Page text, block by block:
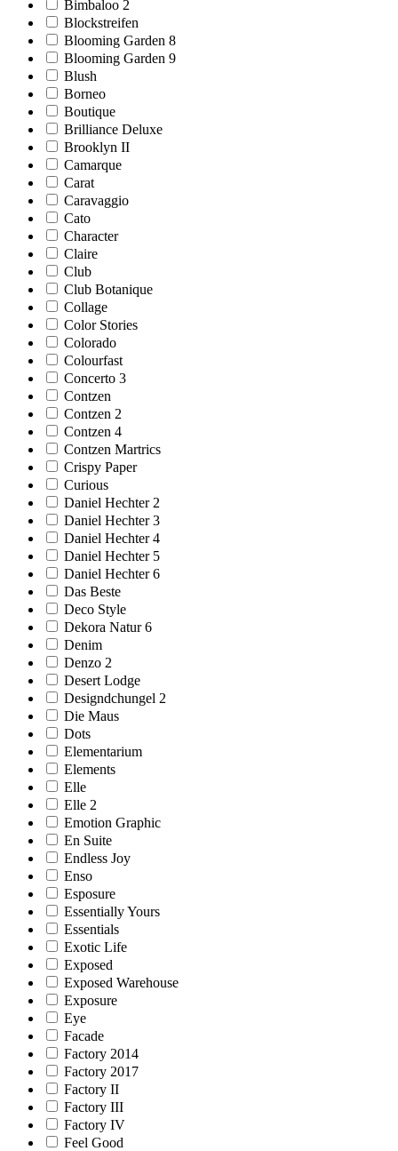
Bimbaloo 2
Blockstreifen
Blooming Garden 8
Blooming Garden 9
Blush
Borneo
Boutique
Brilliance Deluxe
Brooklyn II
Camarque
Carat
Caravaggio
Cato
Character
Claire
Club
Club Botanique
Collage
Color Stories
Colorado
Colourfast
Concerto 3
Contzen
Contzen 2
Contzen 4
Contzen Martrics
Crispy Paper
Curious
Daniel Hechter 2
Daniel Hechter 3
Daniel Hechter 4
Daniel Hechter 5
Daniel Hechter 6
Das Beste
Deco Style
Dekora Natur 6
Denim
Denzo 2
Desert Lodge
Designdchungel 2
Die Maus
Dots
Elementarium
Elements
Elle
Elle 2
Emotion Graphic
En Suite
Endless Joy
Enso
Esposure
Essentially Yours
Essentials
Exotic Life
Exposed
Exposed Warehouse
Exposure
Eye
Facade
Factory 2014
Factory 2017
Factory II
Factory III
Factory IV
Feel Good